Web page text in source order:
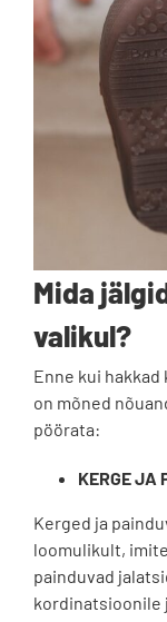
Mida
valikul?
Enne kui
on mõned
pöörata:
KERGE JA
Kerged ja
loomulikult,
painduvad
kordinatsioonile